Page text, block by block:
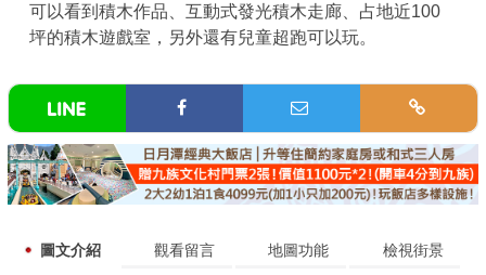
可以看到積木作品、互動式發光積木走廊、占地近100
坪的積木遊戲室，另外還有兒童超跑可以玩。
圖文介紹 觀看留言 地圖功能 檢視街景